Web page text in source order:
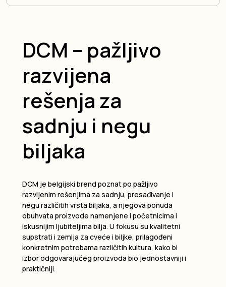
DCM – pažljivo
razvijena
rešenja za
sadnju i negu
biljaka
DCM je belgijski brend poznat po pažljivo
razvijenim rešenjima za sadnju, presađivanje i
negu različitih vrsta biljaka, a njegova ponuda
obuhvata proizvode namenjene i početnicima i
iskusnijim ljubiteljima bilja. U fokusu su kvalitetni
supstrati i zemlja za cveće i biljke, prilagođeni
konkretnim potrebama različitih kultura, kako bi
izbor odgovarajućeg proizvoda bio jednostavniji i
praktičniji.